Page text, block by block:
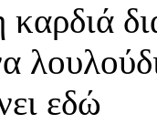
εδώ